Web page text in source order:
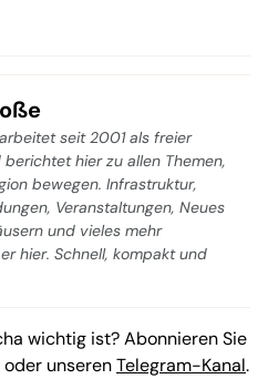
seit 2001 als freier
hier zu allen Themen,
bewegen. Infrastruktur,
Veranstaltungen, Neues
und vieles mehr
hier. Schnell, kompakt und
wichtig ist? Abonnieren Sie
oder unserenTelegram-Kanal.